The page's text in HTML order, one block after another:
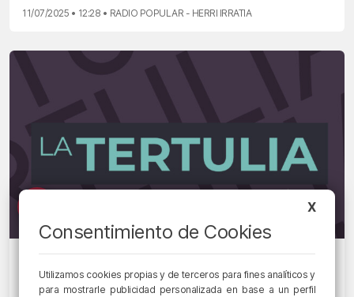
11/07/2025 • 12:28 • RADIO POPULAR - HERRI IRRATIA
EGUNON BIZKAIA
Conceptos a desterrar
X
Consentimiento de Cookies
Utilizamos cookies propias y de terceros para fines analíticos y
para mostrarle publicidad personalizada en base a un perfil